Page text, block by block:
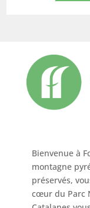
Bienvenue à
montagne
préservés,
cœur du Parc